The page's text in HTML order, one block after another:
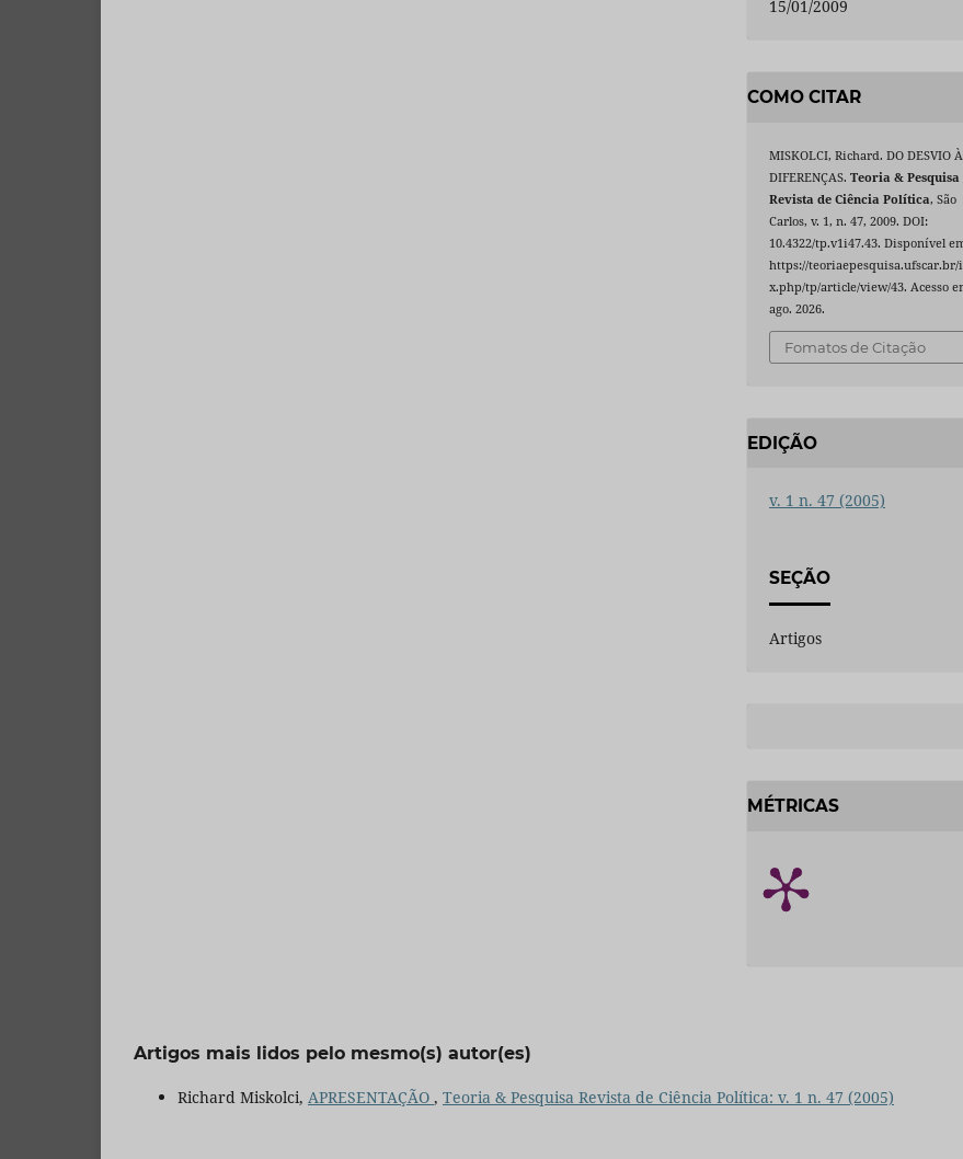
15/01/2009
COMO CITAR
MISKOLCI, Richard. DO DESVIO
DIFERENÇAS.Teoria & Pesquisa
Revista de Ciência Política, São
Carlos, v. 1, n. 47, 2009. DOI:
10.4322/tp.v1i47.43. Disponível
https://teoriaepesquisa.ufscar.br/
x.php/tp/article/view/43. Acesso
ago. 2026.
Fomatos de Citação
EDIÇÃO
v. 1 n. 47 (2005)
SEÇÃO
Artigos
MÉTRICAS
Artigos mais lidos pelo mesmo(s) autor(es)
Richard Miskolci, APRESENTAÇÃO , Teoria & Pesquisa Revista de Ciência Política: v. 1 n. 47 (2005)